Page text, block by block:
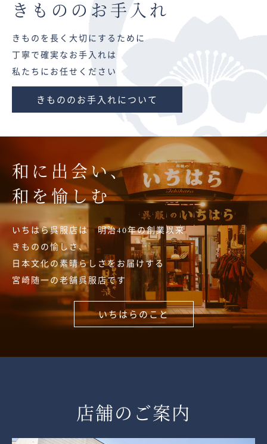
きものの お手入れ
きものを長く大切にするために
丁寧で確実なお手入れは
私たちにお任せください
きもののお手入れについて
和に出会い、
和を愉しむ
いちはら呉服店は 明治40年の創業以来
きものの愉しさ、
日本文化の素晴らしさをお届けする
宮崎随一の老舗呉服店です
いちはらのこと
店舗のご案内